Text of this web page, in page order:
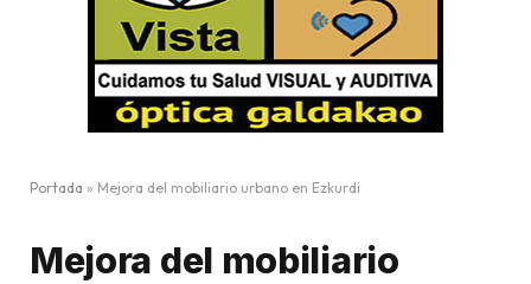
Portada » Mejora del mobiliario urbano en Ezkurdi
Mejora del mobiliario